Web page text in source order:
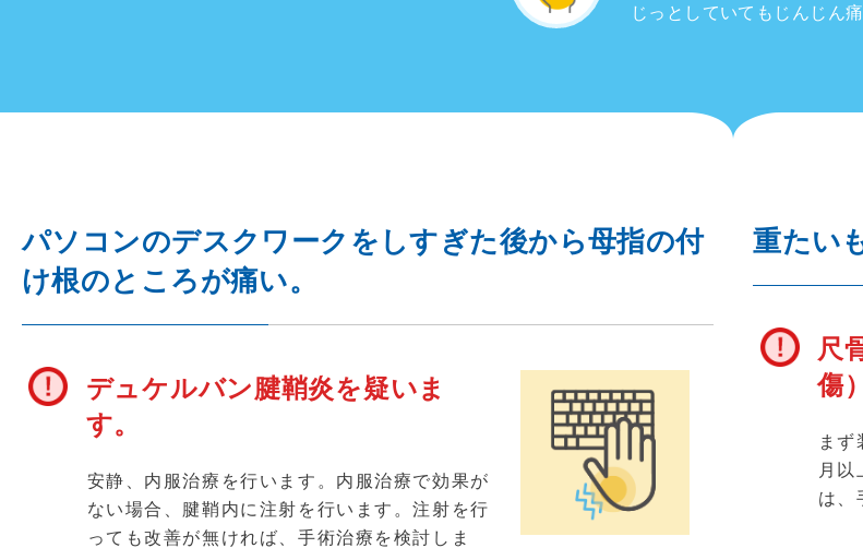
じっとしていてもじんじん
パソコンのデスクワークをしすぎた後から母指の付
け根のところが痛い。
デュケルバン腱鞘炎を疑いま
す。
安静、内服治療を行います。内服治療で効果が
ない場合、腱鞘内に注射を行います。注射を行
っても改善が無ければ、手術治療を検討しま
重たい
尺
傷
まず
月以
は、